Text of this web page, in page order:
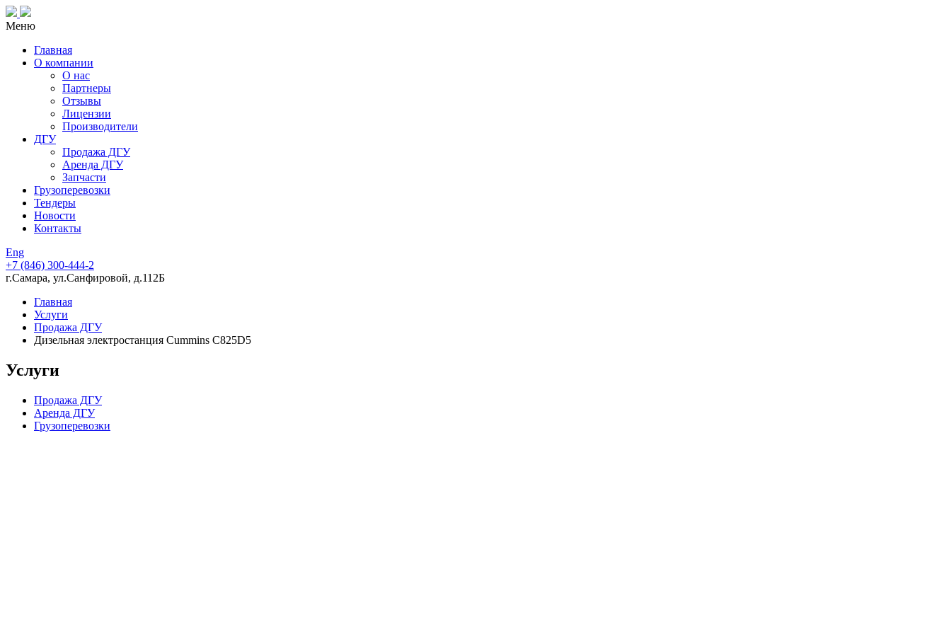
Меню
Главная
О компании
О нас
Партнеры
Отзывы
Лицензии
Производители
ДГУ
Продажа ДГУ
Аренда ДГУ
Запчасти
Грузоперевозки
Тендеры
Новости
Контакты
Eng
+7 (846) 300-444-2
г.Самара, ул.Санфировой, д.112Б
Главная
Услуги
Продажа ДГУ
Дизельная электростанция Cummins C825D5
Услуги
Продажа ДГУ
Аренда ДГУ
Грузоперевозки